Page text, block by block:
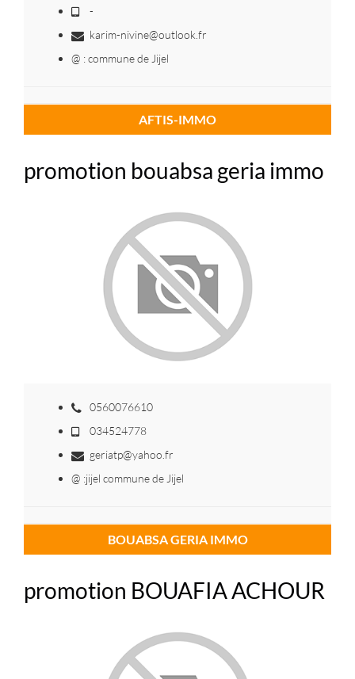
-
karim-nivine@outlook.fr
@ : commune de Jijel
AFTIS-IMMO
promotion bouabsa geria immo
0560076610
034524778
geriatp@yahoo.fr
@ :jijel commune de Jijel
BOUABSA GERIA IMMO
promotion BOUAFIA ACHOUR